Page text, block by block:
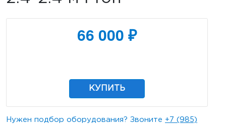
66 000 ₽
КУПИТЬ
Нужен подбор оборудования? Звоните +7 (985)